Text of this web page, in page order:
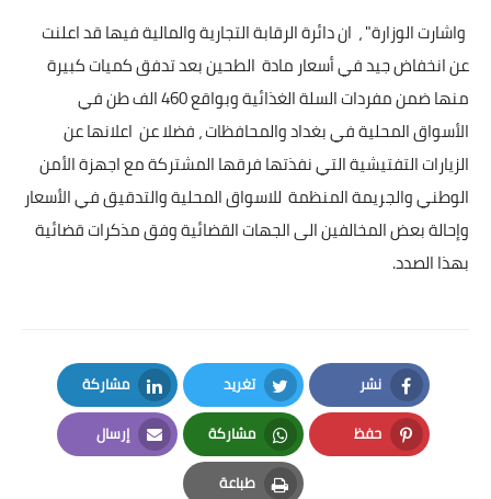
واشارت الوزارة" ، ان دائرة الرقابة التجارية والمالية فيها قد اعلنت
عن انخفاض جيد في أسعار مادة الطحين بعد تدفق كميات كبيرة
منها ضمن مفردات السلة الغذائية وبواقع 460 الف طن في
الأسواق المحلية في بغداد والمحافظات ، فضلا عن اعلانها عن
الزيارات التفتيشية التي نفذتها فرقها المشتركة مع اجهزة الأمن
الوطني والجريمة المنظمة للاسواق المحلية والتدقيق في الأسعار
وإحالة بعض المخالفين الى الجهات القضائية وفق مذكرات قضائية
بهذا الصدد.
نشر
Facebook
تغريد
Twitter
مشاركة
LinkedIn
حفظ
Pinterest
مشاركة
Whatsapp
إرسال
Email
طباعة